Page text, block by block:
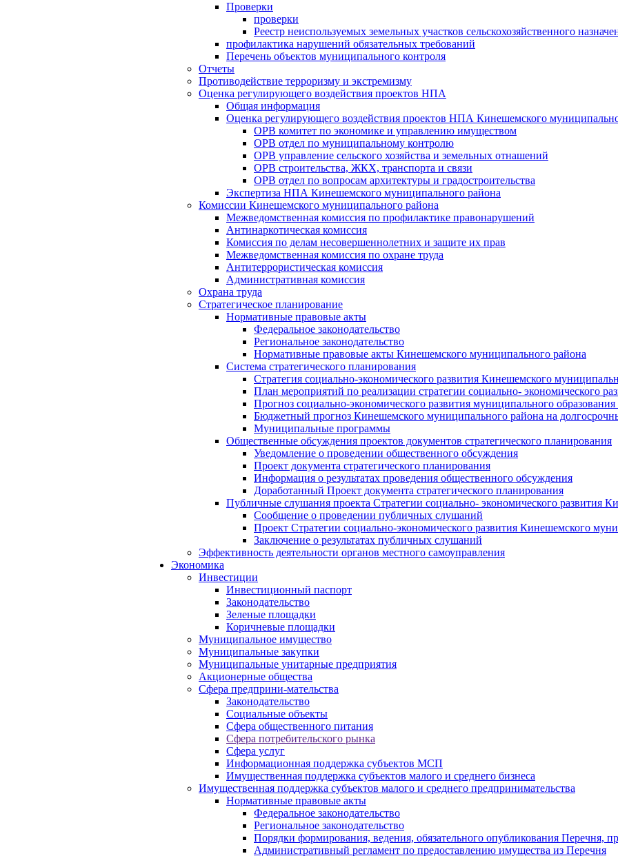
Проверки
проверки
Реестр неиспользуемых земельных участков сельскохозяйственного
профилактика нарушений обязательных требований
Перечень объектов муниципального контроля
Отчеты
Противодействие терроризму и экстремизму
Оценка регулирующего воздействия проектов НПА
Общая информация
Оценка регулирующего воздействия проектов НПА Кинешемского
ОРВ комитет по экономике и управлению имуществом
ОРВ отдел по муниципальному контролю
ОРВ управление сельского хозяйства и земельных отнашений
ОРВ строительства, ЖКХ, транспорта и связи
ОРВ отдел по вопросам архитектуры и градостроительства
Экспертиза НПА Кинешемского муниципального района
Комиссии Кинешемского муниципального района
Межведомственная комиссия по профилактике правонарушений
Антинаркотическая комиссия
Комиссия по делам несовершеннолетних и защите их прав
Межведомственная комиссия по охране труда
Антитеррористическая комиссия
Административная комиссия
Охрана труда
Стратегическое планирование
Нормативные правовые акты
Федеральное законодательство
Региональное законодательство
Нормативные правовые акты Кинешемского муниципального района
Система стратегического планирования
Стратегия социально-экономического развития Кинешемского
План мероприятий по реализации стратегии социально- экономического
Прогноз социально-экономического развития муниципального
Бюджетный прогноз Кинешемского муниципального района на
Муниципальные программы
Общественные обсуждения проектов документов стратегического планирования
Уведомление о проведении общественного обсуждения
Проект документа стратегического планирования
Информация о результатах проведения общественного обсуждения
Доработанный Проект документа стратегического планирования
Публичные слушания проекта Стратегии социально- экономического развития
Сообщение о проведении публичных слушаний
Проект Стратегии социально-экономического развития Кинешемского
Заключение о результатах публичных слушаний
Эффективность деятельности органов местного самоуправления
Экономика
Инвестиции
Инвестиционный паспорт
Законодательство
Зеленые площадки
Коричневые площадки
Муниципальное имущество
Муниципальные закупки
Муниципальные унитарные предприятия
Акционерные общества
Сфера предприни-мательства
Законодательство
Социальные объекты
Сфера общественного питания
Сфера потребительского рынка
Сфера услуг
Информационная поддержка субъектов МСП
Имущественная поддержка субъектов малого и среднего бизнеса
Имущественная поддержка субъектов малого и среднего предпринимательства
Нормативные правовые акты
Федеральное законодательство
Региональное законодательство
Порядки формирования, ведения, обязательного опубликования Перечня,
Административный регламент по предоставлению имущества из Перечня